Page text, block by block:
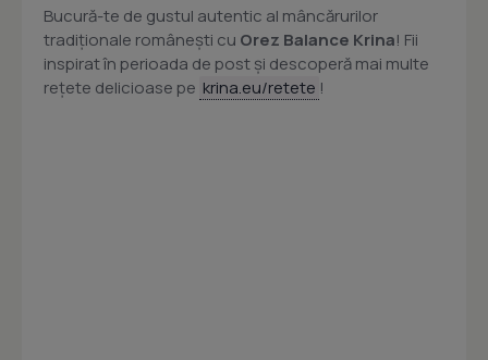
Bucură-te de gustul autentic al mâncărurilor
tradiționale românești cu Orez Balance Krina! Fii
inspirat în perioada de post și descoperă mai multe
rețete delicioase pe krina.eu/retete !